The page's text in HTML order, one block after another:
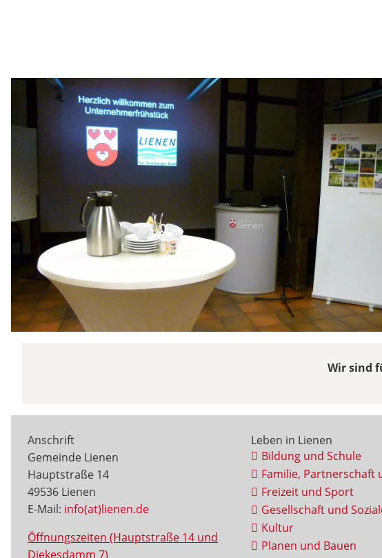
Wir sind
Anschrift
Gemeinde Lienen
Hauptstraße 14
49536 Lienen
E-Mail: info(at)lienen.de
Öffnungszeiten (Hauptstraße 14 und
Diekesdamm 7)
Leben in Lienen
Bildung und Schule
Familie, Partnerschaft
Freizeit und Sport
Gesellschaft und
Kultur
Planen und Bauen